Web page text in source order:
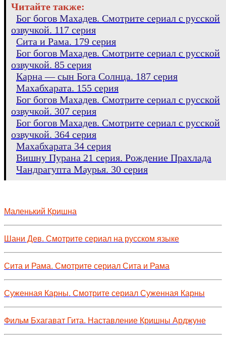
Читайте также:
Бог богов Махадев. Смотрите сериал с русской
озвучкой. 117 серия
Сита и Рама. 179 серия
Бог богов Махадев. Смотрите сериал с русской
озвучкой. 85 серия
Карна — сын Бога Солнца. 187 серия
Махабхарата. 155 серия
Бог богов Махадев. Смотрите сериал с русской
озвучкой. 307 серия
Бог богов Махадев. Смотрите сериал с русской
озвучкой. 364 серия
Махабхарата 34 серия
Вишну Пурана 21 серия. Рождение Прахлада
Чандрагупта Маурья. 30 серия
Маленький Кришна
Шани Дев. Смотрите сериал на русском языке
Сита и Рама. Смотрите сериал Сита и Рама
Суженная Карны. Смотрите сериал Суженная Карны
Фильм Бхагават Гита. Наставление Кришны Арджуне